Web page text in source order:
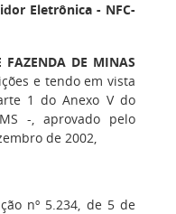
Eletrônica - NFC-
FAZENDA DE MINAS
e tendo em vista
1 do Anexo V do
-, aprovado pelo
de 2002,
nº 5.234, de 5 de